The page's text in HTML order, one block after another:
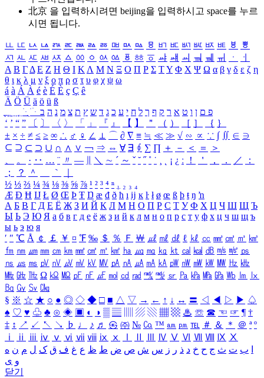
北京 을 입력하시려면 beijing을 입력하시고 space를 누르
시면 됩니다.
ㅥ ㅦ ㅧ ㅨ ㅩ ㅪ ㅫ ㅬ ㅭ ㅮ ㅯ ㅰ ㅱ ㅲ ㅳ ㅴ ㅵ ㅶ ㅷ ㅸ
ㅹ
ㅺ ㅻ ㅼ ㅽ ㅾ ㅿ ㆀ ㆁ ㆂ ㆃ ㆄ ㆅ ㆆ ㆇ ㆈ ㆉ ㆊ ㆋ ㆌ ㆍ
ㆎ
Α Β ΓΔ Ε Ζ Η Θ Ι ΚΛ Μ Ν Ξ Ο Π Ρ Σ ΤΥ Φ Χ Ψ Ω α β γ δ ε ζ η
θ ι κ λ μ ν ξ ο π ρ σ τ υ φ χ ψ ω
á à Á À é è É È ç Ç ê
Ä Ö Ü ä ö ü ß
ִֶֹ ֻּ ׁׂ פ ם ן ו ט א ר ק ף ך ל ח י ע כ ג ד ש ץ ת צ מ נ ה ב
‘ ’ “ ” 〔 〕 〈 〉 「 」 『 』 【 】 ＂ （ ） ［ ］ ｛ ｝
± × ÷ ≠ ≤ ≥ ∞ ∴ ♂ ♀ ∠ ⊥ ⌒ ∂ ∇ ≡ ≒ ≪ ≫ √ ∽ ∝ ∵ ∫ ∬ ∈ ∋
⊆ ⊇ ⊂ ⊃ ∪ ∩ ∧ ∨ ￢ ⇒ ⇔ ∀ ∃ ∮ ∑ ∏ ＋ － ＜ ＝
＞
、
。 · ‥ … ¨ 〃 ― ＼ ∼ ´ ～ ˇ ˘ ˝ ˚ ˙ ¸ ¡ ¿ ː ！ ＇ ， ． ／
：
；
？ ＾ ｀
½ ⅓ ⅔ ¼ ¾ ⅛ ⅜ ⅝ ⅞ ¹ ² ³ ⁴ ⁿ ₁ ₂ ₃ ₄
Æ Ð Ħ Ĳ Ł Ø Œ Þ Ŧ Ŋ æ đ ð ħ ı ĳ ĸ ŀ ł ø œ ß þ ŧ ŋ ŉ
А Б В Г Д Е Ё Ж З И Й К Л М Н О П Р С Т У Ф Х Ц Ч Ш Щ Ъ
Ы Ь Э Ю Я а б в г д е ё ж з и й к л м н о п р с т у ф х ц ч ш щ ъ
ы ь э ю я
′ ″ ℃ Å ￠ ￡ ￥ ¤ ℉ ‰ ＄ ％ Ｆ ￦ ㎕ ㎖ ㎗ ℓ ㎘ ㏄ ㎣ ㎤ ㎥ ㎦
㎙ ㎚ ㎛ ㎜ ㎝ ㎞ ㎟ ㎠ ㎡ ㎢ ㏊ ㎍ ㎎ ㎏ ㏏ ㎈ ㎉ ㏈ ㎧ ㎨ ㎰
㎱ ㎲ ㎳ ㎴ ㎵ ㎶ ㎷ ㎸ ㎹ ㎀ ㎁ ㎂ ㎃ ㎄ ㎺ ㎻ ㎽ ㎾ ㎿ ㎐ ㎑
㎒ ㎓ ㎔ Ω ㏀ ㏁ ㎊ ㎋ ㎌ ㏖ ㏅ ㎭ ㎮ ㎯ ㏛ ㎩ ㎪ ㎫ ㎬ ㏝ ㏐
㏓
㏃ ㏉ ㏜ ㏆
§ ※ ☆ ★ ○ ● ◎ ◇ ◆ □ ■ △ ▽ → ← ↑ ↓ ↔ 〓 ◁ ◀ ▷ ▶ ♤
♠ ♡ ♥ ♧ ♣ ⊙ ◈ ▣ ◐ ◑ ▒ ▤ ▨ ▧ ▦ ▩ ♨ ☏ ☎ ☜ ☞ ¶ †
‡ ↕ ↗ ↙ ↖ ↘ ♭ ♩ ♪ ♬ ㉿ ㈜ № ㏇ ™ ㏂ ㏘ ℡ ＃ ＆ ＊ ＠ ª º
ⅰ
ⅱ ⅲ ⅳ ⅴ ⅵ ⅶ ⅷ ⅸ ⅹ Ⅳ Ⅴ Ⅵ Ⅶ Ⅷ Ⅸ Ⅹ
ب ت ث ج ح خ د ذ ر ز س ش ص ض ط ظ ع غ ف ق ک ل م ن ه
و ی
닫기